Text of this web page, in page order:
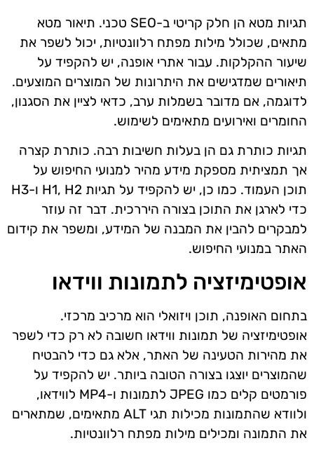
תגיות מטא הן חלק קריטי ב-SEO טכני. תיאור מטא
מתאים, שכולל מילות מפתח רלוונטיות, יכול לשפר את
שיעור ההקלקות. עבור אתרי אופנה, יש להקפיד על
תיאורים שמדגישים את היתרונות של המוצרים המוצעים.
לדוגמה, אם מדובר בשמלות ערב, כדאי לציין את הסגנון,
החומרים ואירועים מתאימים לשימוש.
תגיות כותרת גם הן בעלות חשיבות רבה. כותרת קצרה
אך תמציתית מספקת מידע מהיר למנועי החיפוש על
תוכן העמוד. כמו כן, יש להקפיד על תגיות H1, H2 ו-H3
כדי לארגן את התוכן בצורה היררכית. דבר זה עוזר
למבקרים להבין את המבנה של המידע, ומשפר את קידום
האתר במנועי החיפוש.
אופטימיזציה לתמונות ווידאו
בתחום האופנה, תוכן ויזואלי הוא מרכיב מרכזי.
אופטימיזציה של תמונות ווידאו חשובה לא רק כדי לשפר
את מהירות הטעינה של האתר, אלא גם כדי להבטיח
שהמוצרים יוצגו בצורה הטובה ביותר. יש להקפיד על
פורמטים קלים כמו JPEG לתמונות ו-MP4 לווידאו,
ולוודא שהתמונות מכילות תגי ALT מתאימים, שמתארים
את התמונה ומכילים מילות מפתח רלוונטיות.